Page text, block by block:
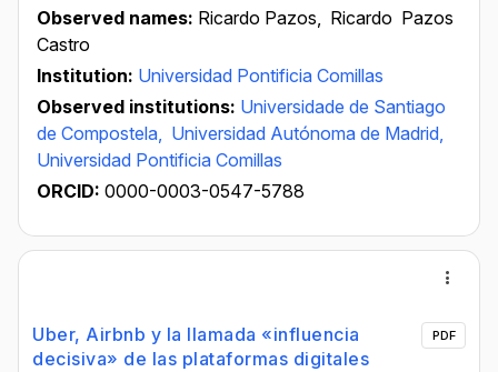
Observed names: Ricardo Pazos, Ricardo Pazos
Castro
Institution: Universidad Pontificia Comillas
Observed institutions: Universidade de Santiago
de Compostela, Universidad Autónoma de Madrid,
Universidad Pontificia Comillas
ORCID: 0000-0003-0547-5788
Uber, Airbnb y la llamada «influencia
decisiva» de las plataformas digitales
PDF